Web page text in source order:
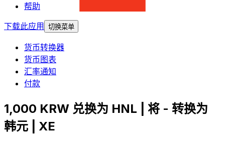
帮助
下载此应用
切换菜单
货币转换器
货币图表
汇率通知
付款
1,000 KRW 兑换为 HNL | 将 - 转换为
韩元 | XE